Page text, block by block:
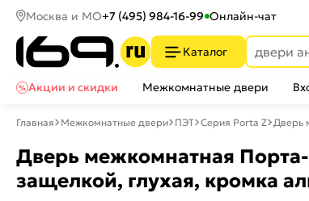
Москва и МО+7 (495) 984-16-99 Онлайн-чат
Каталог
Акции и скидки
Межкомнатные двери
Главная Межкомнатные двери ПЭТ Серия Porta Z Дверь
Дверь межкомнатная
защелкой, глухая, кромка